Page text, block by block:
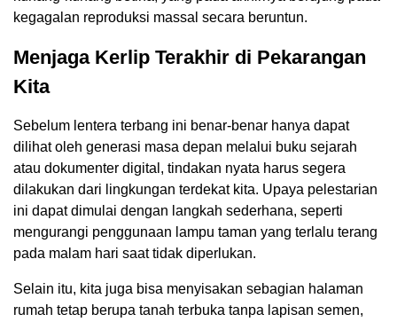
kegagalan reproduksi massal secara beruntun.
Menjaga Kerlip Terakhir di Pekarangan
Kita
Sebelum lentera terbang ini benar-benar hanya dapat
dilihat oleh generasi masa depan melalui buku sejarah
atau dokumenter digital, tindakan nyata harus segera
dilakukan dari lingkungan terdekat kita. Upaya pelestarian
ini dapat dimulai dengan langkah sederhana, seperti
mengurangi penggunaan lampu taman yang terlalu terang
pada malam hari saat tidak diperlukan.
Selain itu, kita juga bisa menyisakan sebagian halaman
rumah tetap berupa tanah terbuka tanpa lapisan semen,